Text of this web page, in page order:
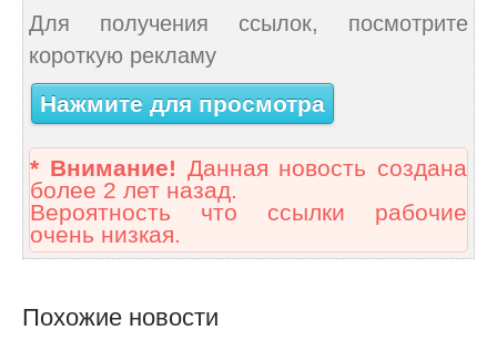
Для получения ссылок, посмотрите
короткую рекламу
Нажмите для просмотра
* Внимание! Данная новость создана
более 2 лет назад.
Вероятность что ссылки рабочие
очень низкая.
Похожие новости